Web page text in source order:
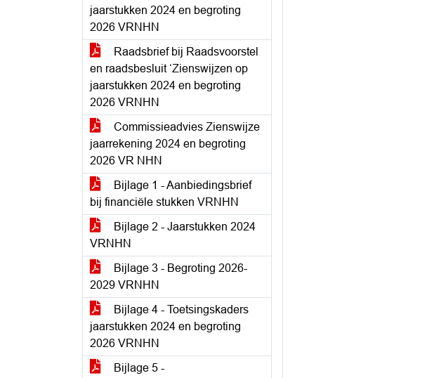
jaarstukken 2024 en begroting
2026 VRNHN
Raadsbrief bij Raadsvoorstel
en raadsbesluit ‘Zienswijzen op
jaarstukken 2024 en begroting
2026 VRNHN
Commissieadvies Zienswijze
jaarrekening 2024 en begroting
2026 VR NHN
Bijlage 1 - Aanbiedingsbrief
bij financiële stukken VRNHN
Bijlage 2 - Jaarstukken 2024
VRNHN
Bijlage 3 - Begroting 2026-
2029 VRNHN
Bijlage 4 - Toetsingskaders
jaarstukken 2024 en begroting
2026 VRNHN
Bijlage 5 -